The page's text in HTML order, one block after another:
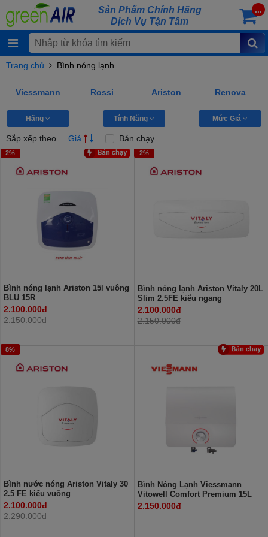
Sản Phẩm Chính Hãng
Dịch Vụ Tận Tâm
...
Trang chủ Bình nóng lạnh
Viessmann Rossi Ariston Renova
Hãng Tính Năng Mức Giá
Sắp xếp theo Giá Bán chạy
2%
Bình nóng lạnh Ariston 15l vuông
BLU 15R
2.100.000đ
2.150.000đ
2%
Bình nóng lạnh Ariston Vitaly 20L
Slim 2.5FE kiểu ngang
2.100.000đ
2.150.000đ
8%
Bình nước nóng Ariston Vitaly 30
2.5 FE kiểu vuông
2.100.000đ
2.290.000đ
Bình Nóng Lạnh Viessmann
Vitowell Comfort Premium 15L
Gián Tiếp Kiểu Vuông P2R15
2.150.000đ